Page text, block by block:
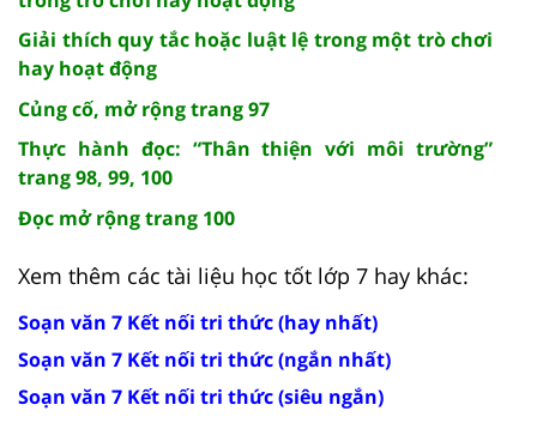
Giải thích quy tắc hoặc luật lệ trong một trò chơi
hay hoạt động
Củng cố, mở rộng trang 97
Thực hành đọc: “Thân thiện với môi trường”
trang 98, 99, 100
Đọc mở rộng trang 100
Xem thêm các tài liệu học tốt lớp 7 hay khác:
Soạn văn 7 Kết nối tri thức (hay nhất)
Soạn văn 7 Kết nối tri thức (ngắn nhất)
Soạn văn 7 Kết nối tri thức (siêu ngắn)